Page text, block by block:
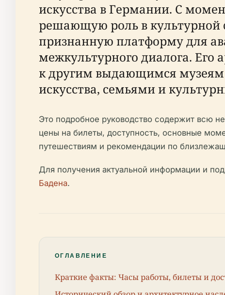
искусства в Германии. С
решающую роль в культурной
признанную платформу для
межкультурного диалога. Его
к другим выдающимся музеям
искусства, семьями и
Это подробное руководство содержит всю
цены на билеты, доступность, основные
путешествиям и рекомендации по
Для получения актуальной информации и
Бадена.
ОГЛАВЛЕНИЕ
Краткие факты: Часы работы, билеты и